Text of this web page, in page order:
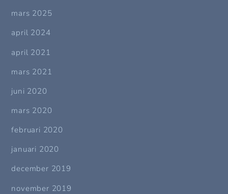
mars 2025
april 2024
april 2021
mars 2021
juni 2020
mars 2020
februari 2020
januari 2020
december 2019
november 2019